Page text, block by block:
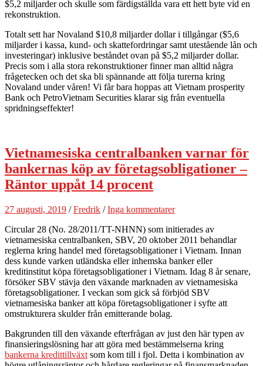
$5,2 miljarder och skulle som färdigställda vara ett hett byte vid en
rekonstruktion.
Totalt sett har Novaland $10,8 miljarder dollar i tillgångar ($5,6
miljarder i kassa, kund- och skattefordringar samt utestående lån och
investeringar) inklusive beståndet ovan på $5,2 miljarder dollar.
Precis som i alla stora rekonstruktioner finner man alltid några
frågetecken och det ska bli spännande att följa turerna kring
Novaland under våren! Vi får bara hoppas att Vietnam prosperity
Bank och PetroVietnam Securities klarar sig från eventuella
spridningseffekter!
Vietnamesiska centralbanken varnar för
bankernas köp av företagsobligationer –
Räntor uppåt 14 procent
27 augusti, 2019 /Fredrik /Inga kommentarer
Circular 28 (No. 28/2011/TT-NHNN) som initierades av
vietnamesiska centralbanken, SBV, 20 oktober 2011 behandlar
reglerna kring handel med företagsobligationer i Vietnam. Innan
dess kunde varken utländska eller inhemska banker eller
kreditinstitut köpa företagsobligationer i Vietnam. Idag 8 år senare,
försöker SBV stävja den växande marknaden av vietnamesiska
företagsobligationer. I veckan som gick så förbjöd SBV
vietnamesiska banker att köpa företagsobligationer i syfte att
omstrukturera skulder från emitterande bolag.
Bakgrunden till den växande efterfrågan av just den här typen av
finansieringslösning har att göra med bestämmelserna kring
bankerna kredittillväxt som kom till i fjol. Detta i kombination av